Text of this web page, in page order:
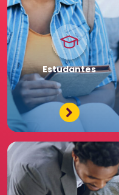
Estudantes
PessoaJurídica
Premium
Tenha acessos exclusivos
e diferenciados da maior
comunidade de Recursos
Humanos. Conheça os
benefícios diferenciados
para a sua equipe. Saia
na frente para o seu
negócio.